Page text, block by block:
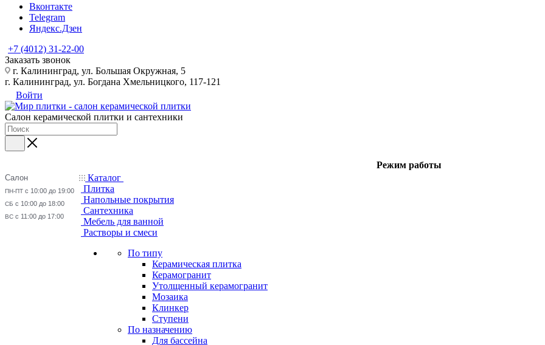
Вконтакте
Telegram
Яндекс.Дзен
+7 (4012) 31-22-00
Заказать звонок
г. Калининград, ул. Большая Окружная, 5
г. Калининград, ул. Богдана Хмельницкого, 117-121
Войти
Салон керамической плитки и сантехники
Режим работы
Салон
ПН-ПТ с 10:00 до 19:00
СБ с 10:00 до 18:00
ВС с 11:00 до 17:00
Каталог
Плитка
Напольные покрытия
Сантехника
Мебель для ванной
Растворы и смеси
По типу
Керамическая плитка
Керамогранит
Утолщенный керамогранит
Мозаика
Клинкер
Ступени
По назначению
Для бассейна